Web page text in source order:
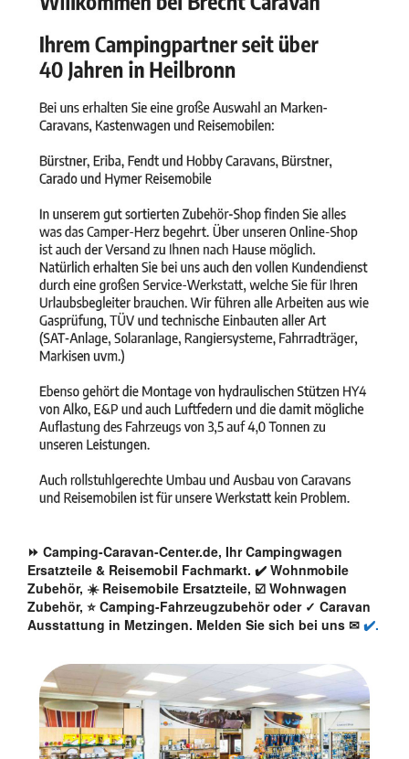
⏩ Camping-Caravan-Center.de, Ihr Campingwagen
Ersatzteile & Reisemobil Fachmarkt. ✔️ Wohnmobile
Zubehör, ☀️ Reisemobile Ersatzteile, ☑️ Wohnwagen
Zubehör, ⭐ Camping-Fahrzeugzubehör oder ✓ Caravan
Ausstattung in Metzingen. Melden Sie sich bei uns ✉ ✔️.